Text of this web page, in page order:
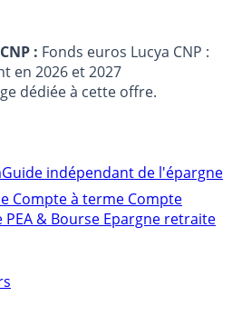
: Fonds euros Lucya CNP :
en 2026 et 2027
dédiée à cette offre.
Guide indépendant de l'épargne
Compte à terme Compte
PEA & Bourse Epargne retraite